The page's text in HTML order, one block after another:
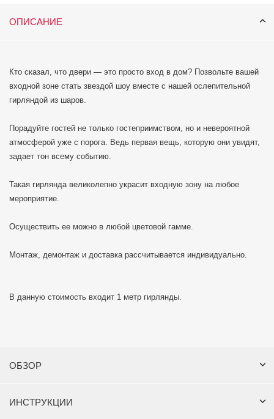
ОПИСАНИЕ
Кто сказал, что двери — это просто вход в дом? Позвольте вашей
входной зоне стать звездой шоу вместе с нашей ослепительной
гирляндой из шаров.
Порадуйте гостей не только гостеприимством, но и невероятной
атмосферой уже с порога. Ведь первая вещь, которую они увидят,
задает тон всему событию.
Такая гирлянда великолепно украсит входную зону на любое
мероприятие.
Осуществить ее можно в любой цветовой гамме.
Монтаж, демонтаж и доставка рассчитывается индивидуально.
В данную стоимость входит 1 метр гирлянды.
ОБЗОР
ИНСТРУКЦИИ